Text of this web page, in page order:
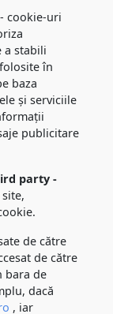
cookie-uri
a stabili
în
baza
și serviciile
publicitare
party -
de către
de către
bara de
dacă
, iar